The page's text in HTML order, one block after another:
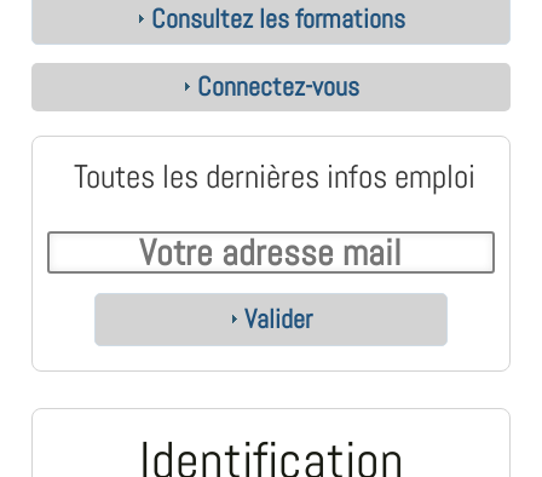
Consultez les formations
Connectez-vous
Toutes les dernières infos emploi
Valider
Identification